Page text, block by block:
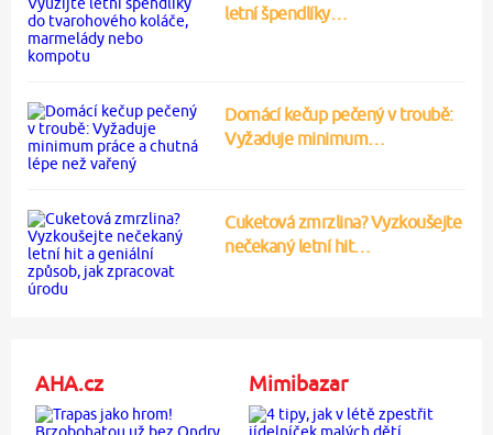
letní špendlíky…
Domácí kečup pečený v troubě:
Vyžaduje minimum…
Cuketová zmrzlina? Vyzkoušejte
nečekaný letní hit…
AHA.cz Mimibazar